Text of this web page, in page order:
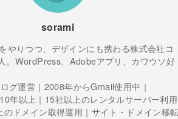
sorami
やりつつ、デザインにも携わる株式会社コ
。WordPress、Adobeアプリ、カワウソ好
グ運営｜2008年からGmail使用中｜
年以上｜15社以上のレンタルサーバー利用
ドメイン取得運用｜サイト・ドメイン移